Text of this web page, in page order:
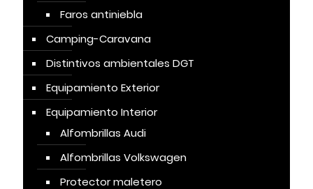
Faros antiniebla
Camping-Caravana
Distintivos ambientales DGT
Equipamiento Exterior
Equipamiento Interior
Alfombrillas Audi
Alfombrillas Volkswagen
Protector maletero